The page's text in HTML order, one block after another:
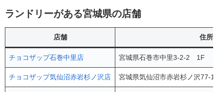
ランドリーがある宮城県の店舗
店舗 住所
チョコザップ石巻中里店 宮城県石巻市中里3-2-2 1F
チョコザップ気仙沼赤岩杉ノ沢店 宮城県気仙沼市赤岩杉ノ沢77-